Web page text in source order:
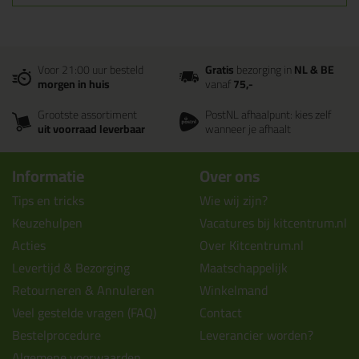
Voor 21:00 uur besteld
morgen in huis
Gratisbezorging inNL & BE
vanaf75,-
Grootste assortiment
uit voorraad leverbaar
PostNL afhaalpunt: kies zelf
wanneer je afhaalt
Informatie
Tips en tricks
Keuzehulpen
Acties
Levertijd & Bezorging
Retourneren & Annuleren
Veel gestelde vragen (FAQ)
Bestelprocedure
Over ons
Wie wij zijn?
Vacatures bij kitcentrum.nl
Over Kitcentrum.nl
Maatschappelijk
Winkelmand
Contact
Leverancier worden?